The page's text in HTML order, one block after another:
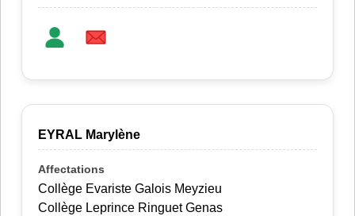
EYRAL Marylène
Collège Evariste Galois Meyzieu
Collège Leprince Ringuet Genas